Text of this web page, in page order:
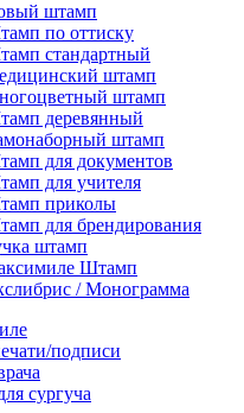
штамп
по оттиску
стандартный
штамп
штамп
деревянный
штамп
для документов
для учителя
приколы
для брендирования
штамп
Штамп
/ Монограмма
подписи
сургуча